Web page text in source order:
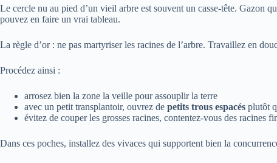
Le cercle nu au pied d’un vieil arbre est souvent un casse‑tête. Gazon
pouvez en faire un vrai tableau.
La règle d’or : ne pas martyriser les racines de l’arbre. Travaillez en
Procédez ainsi :
arrosez bien la zone la veille pour assouplir la terre
avec un petit transplantoir, ouvrez de petits trous espacés plutôt
évitez de couper les grosses racines, contentez‑vous des racines
Dans ces poches, installez des vivaces qui supportent bien la